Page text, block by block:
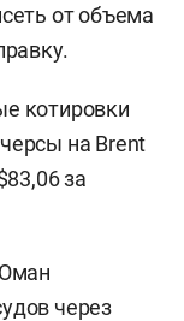
от объема
котировки
на Brent
за
через